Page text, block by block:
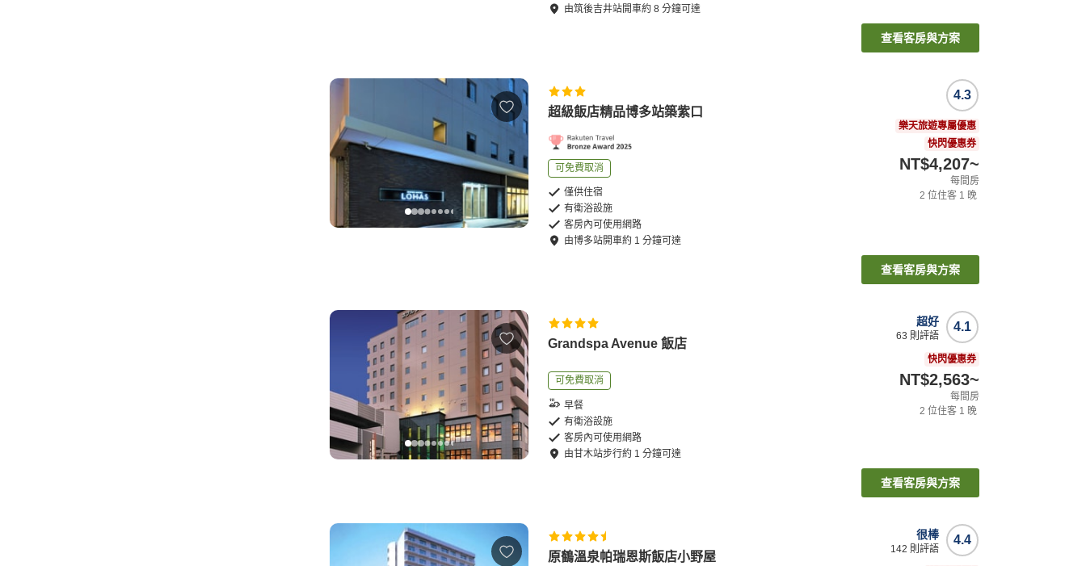
由筑後吉井站開車約8 分鐘可達
查看客房與方案
超級飯店精品博多站築紫口
可免費取消
僅供住宿
有衛浴設施
客房內可使用網路
由博多站開車約 1 分鐘可達
4.3
樂天旅遊專屬優惠
快閃優惠券
NT$4,207~
每間房
2 位住客 1 晚
查看客房與方案
Grandspa Avenue 飯店
可免費取消
早餐
有衛浴設施
客房內可使用網路
由甘木站步行約 1 分鐘可達
4.1
超好
63 則評語
快閃優惠券
NT$2,563~
每間房
2 位住客 1 晚
查看客房與方案
原鶴溫泉帕瑞恩斯飯店小野屋
4.4
很棒
142 則評語